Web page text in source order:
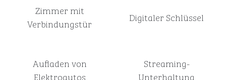
Zimmer mit
Verbindungstür
Digitaler Schlüssel
Aufladen von
Elektroautos
Streaming-
Unterhaltung